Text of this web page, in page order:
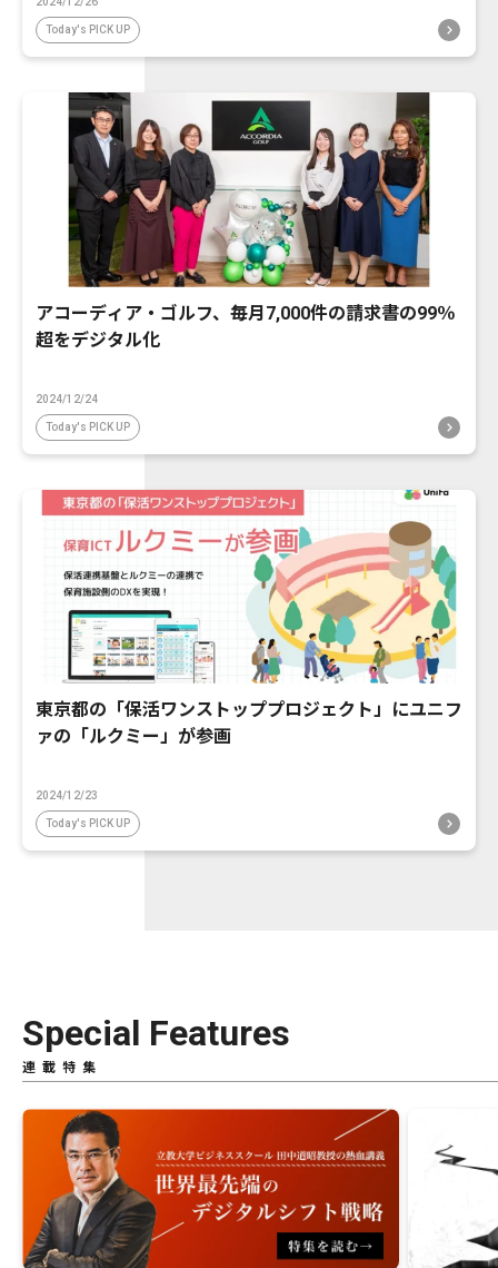
Today's PICK UP
アコーディア・ゴルフ、毎月7,000件の請求書の99％
超をデジタル化
2024/12/24
Today's PICK UP
東京都の「保活ワンストッププロジェクト」にユニフ
ァの「ルクミー」が参画
2024/12/23
Today's PICK UP
Special Features
連載特集